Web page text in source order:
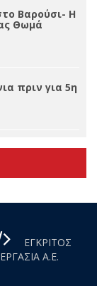
Θωμά
πριν για 5η